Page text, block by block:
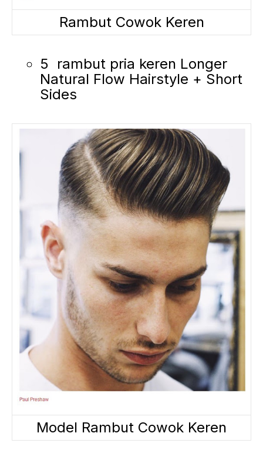
Rambut Cowok Keren
5 rambut pria keren Longer
Natural Flow Hairstyle + Short
Sides
Model Rambut Cowok Keren